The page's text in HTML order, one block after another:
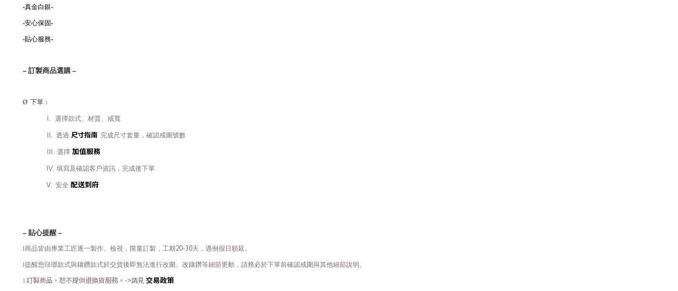
-真金白銀-
-安心保固-
-貼心服務-
–訂製商品選購–
Ø 下單：
I. 選擇款式、材質、戒寬
II. 透過 尺寸指南 完成尺寸套量，確認戒圍號數
III. 選擇 加值服務
IV. 填寫及確認客戶資訊，完成後下單
V. 安全配送到府
– 貼心提醒–
l商品皆由專業工匠逐一製作、檢視，限量訂製，工期20-30天，遇例假日順延。
l提醒您琺瑯款式與鑲鑽款式於交貨後即無法進行改圍、改鑲鑽等細節更動，請務必於下單前確認戒圍與其他細節說明。
l 訂製商品，恕不提供退換貨服務。 ->請見 交易政策